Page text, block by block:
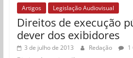
Artigos Legislação Audiovisual
Direitos de execução
dever dos exibidores
3 de julho de 2013 Redação
1